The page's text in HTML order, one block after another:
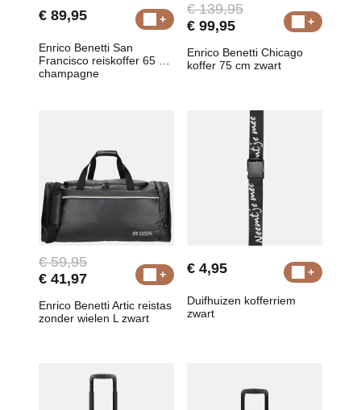
€ 89,95
Enrico Benetti San
Francisco reiskoffer 65 cm
champagne
€ 139,95
€ 99,95
Enrico Benetti Chicago
koffer 75 cm zwart
€ 59,95
€ 41,97
Enrico Benetti Artic reistas
zonder wielen L zwart
€ 4,95
Duifhuizen kofferriem
zwart